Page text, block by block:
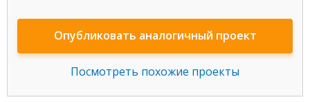
Опубликовать аналогичный проект
Посмотреть похожие проекты